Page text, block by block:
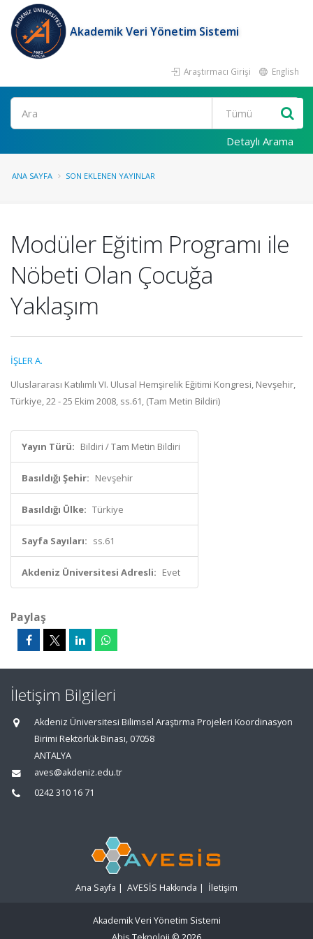
Akademik Veri Yönetim Sistemi
Araştırmacı Girişi English
Ara
Detaylı Arama
ANA SAYFA SON EKLENEN YAYINLAR
Modüler Eğitim Programı ile
Nöbeti Olan Çocuğa
Yaklaşım
İŞLER A.
Uluslararası Katılımlı VI. Ulusal Hemşirelik Eğitimi Kongresi, Nevşehir,
Türkiye, 22 - 25 Ekim 2008, ss.61, (Tam Metin Bildiri)
Yayın Türü: Bildiri / Tam Metin Bildiri
Basıldığı Şehir: Nevşehir
Basıldığı Ülke: Türkiye
Sayfa Sayıları: ss.61
Akdeniz Üniversitesi Adresli: Evet
Paylaş
İletişim Bilgileri
Akdeniz Üniversitesi Bilimsel Araştırma Projeleri Koordinasyon
Birimi Rektörlük Binası, 07058
ANTALYA
aves@akdeniz.edu.tr
0242 310 16 71
Ana Sayfa | AVESİS Hakkında | İletişim
Akademik Veri Yönetim Sistemi